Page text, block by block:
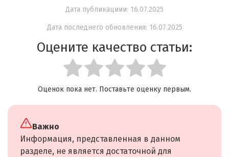
Дата публикациии: 16.07.2025
Дата последнего обновления: 16.07.2025
Оцените качество статьи:
Оценок пока нет. Поставьте оценку первым.
Важно
Информация, представленная в данном
разделе, не является достаточной для